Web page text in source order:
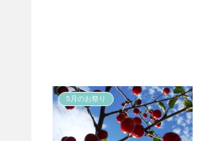
5月のお祭り